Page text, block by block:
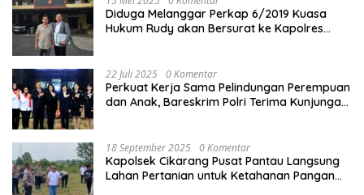
Diduga Melanggar Perkap 6/2019 Kuasa
Hukum Rudy akan Bersurat ke Kapolres
22 Juli 2025 0 Komentar
Perkuat Kerja Sama Pelindungan Perempuan
dan Anak, Bareskrim Polri Terima Kunjungan
18 September 2025 0 Komentar
Kapolsek Cikarang Pusat Pantau Langsung
Lahan Pertanian untuk Ketahanan Pangan